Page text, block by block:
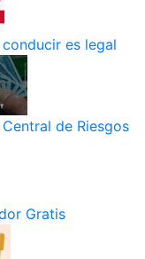
es legal
de Riesgos
Gratis